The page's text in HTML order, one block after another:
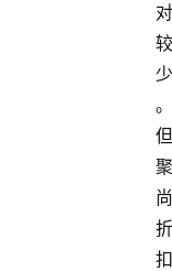
对
较
少
。
但
聚
尚
折
扣